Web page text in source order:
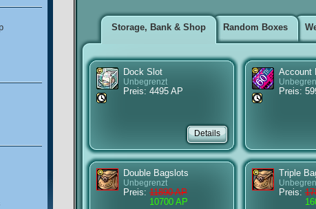
Storage, Bank & Shop Random Boxes
Dock Slot
Unbegrenzt
Preis: 4495 AP
Account
Preis:
Double Bagslots
Unbegrenzt
Preis: 11890 AP
10700 AP
Triple
Preis: